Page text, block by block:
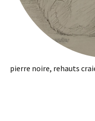
pierre noire, rehauts